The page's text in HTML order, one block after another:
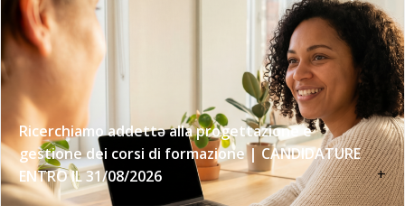
Ricerchiamo addettə alla progettazione e
gestione dei corsi di formazione | CANDIDATURE
ENTRO IL 31/08/2026
+